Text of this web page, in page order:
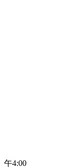
午4:00